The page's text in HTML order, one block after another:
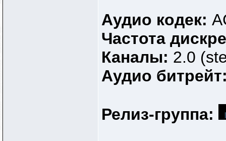
Аудио кодек:
Частота
Каналы: 2.0
Аудио
Релиз-группа: